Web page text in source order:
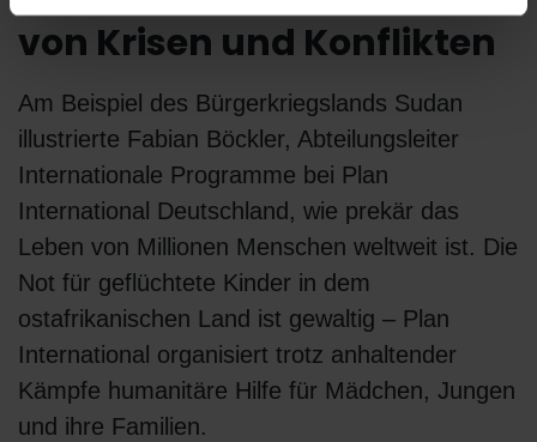
von Krisen und Konflikten
Am Beispiel des Bürgerkriegslands Sudan
illustrierte Fabian Böckler, Abteilungsleiter
Internationale Programme bei Plan
International Deutschland, wie prekär das
Leben von Millionen Menschen weltweit ist. Die
Not für geflüchtete Kinder in dem
ostafrikanischen Land ist gewaltig – Plan
International organisiert trotz anhaltender
Kämpfe humanitäre Hilfe für Mädchen, Jungen
und ihre Familien.